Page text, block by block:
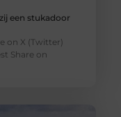
een stukadoor
on X (Twitter)
Share on